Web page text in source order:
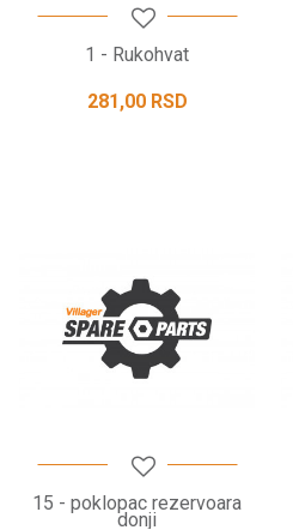
1 - Rukohvat
281,00 RSD
15 - poklopac rezervoara
donji